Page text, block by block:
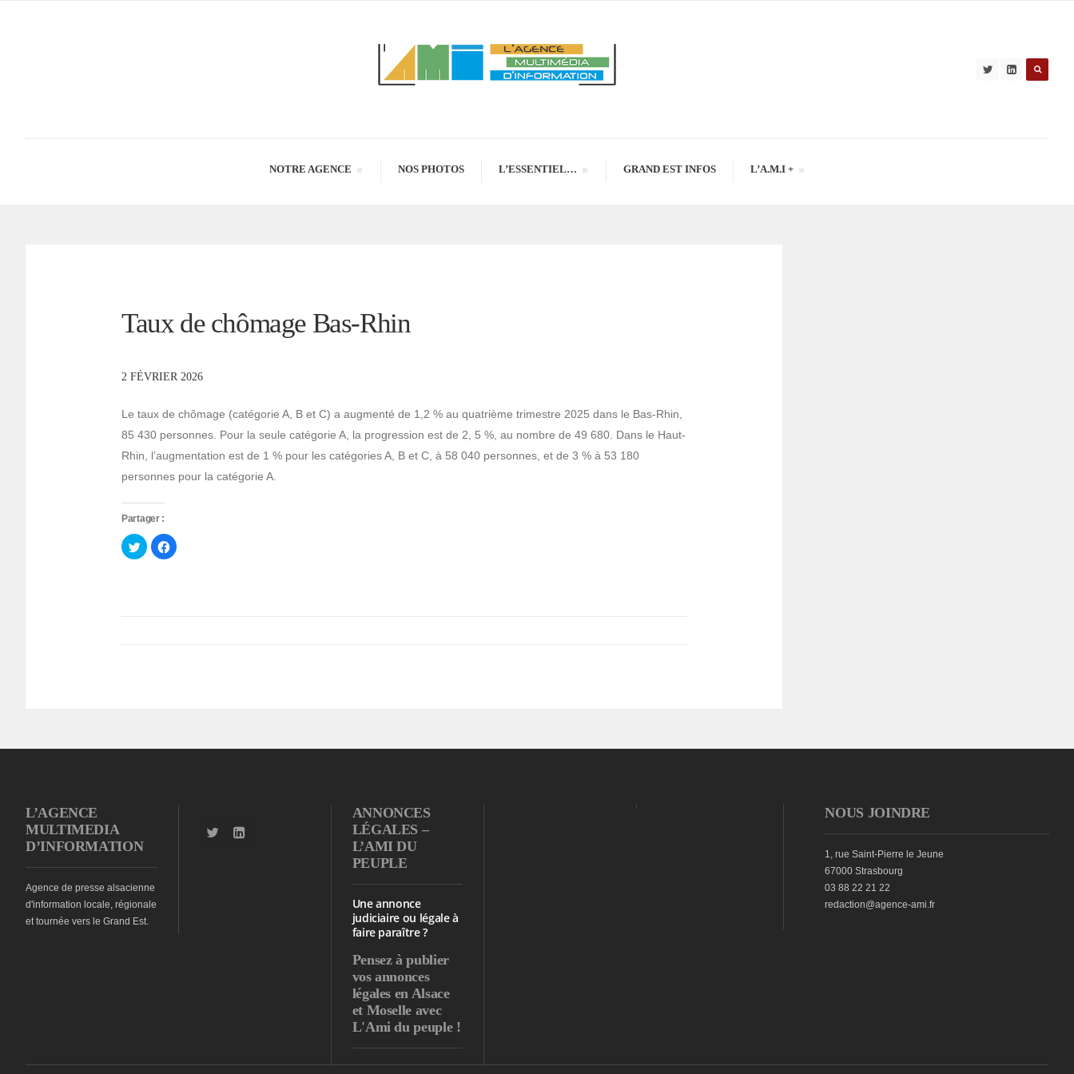
NOTRE AGENCE NOS PHOTOS L’ESSENTIEL… GRAND EST INFOS L’A.M.I +
Taux de chômage Bas-Rhin
2 FÉVRIER 2026
Le taux de chômage (catégorie A, B et C) a augmenté de 1,2 % au quatrième trimestre 2025 dans le Bas-Rhin,
85 430 personnes. Pour la seule catégorie A, la progression est de 2, 5 %, au nombre de 49 680. Dans le Haut-
Rhin, l’augmentation est de 1 % pour les catégories A, B et C, à 58 040 personnes, et de 3 % à 53 180
personnes pour la catégorie A.
Partager :
Cliquez
pour
partager
Cliquez
pour
L’AGENCE
MULTIMEDIA
D’INFORMATION
Agence de presse alsacienne
d'information locale, régionale
et tournée vers le Grand Est.
ANNONCES
LÉGALES –
L’AMI DU
PEUPLE
Une annonce
judiciaire ou légale à
faire paraître ?
Pensez à publier
vos annonces
légales en Alsace
et Moselle avec
L'Ami du peuple !
NOUS JOINDRE
1, rue Saint-Pierre le Jeune
67000 Strasbourg
03 88 22 21 22
redaction@agence-ami.fr